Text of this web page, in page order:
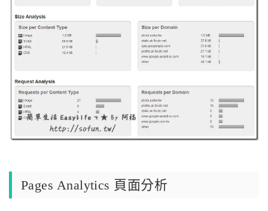
Pages Analytics 頁面分析